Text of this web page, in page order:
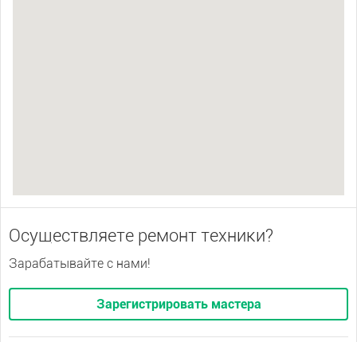
Осуществляете ремонт техники?
Зарабатывайте с нами!
Зарегистрировать мастера